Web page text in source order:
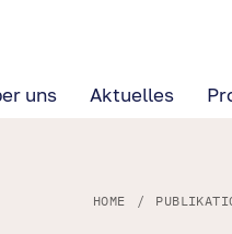
Aktuelles
uns
HOME /